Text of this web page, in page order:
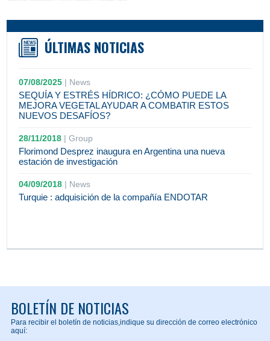
ÚLTIMAS NOTICIAS
07/08/2025 | News
SEQUÍA Y ESTRÉS HÍDRICO: ¿CÓMO PUEDE LA
MEJORA VEGETAL AYUDAR A COMBATIR ESTOS
NUEVOS DESAFÍOS?
28/11/2018 |Group
Florimond Desprez inaugura en Argentina una nueva
estación de investigación
04/09/2018 | News
Turquie : adquisición de la compañía ENDOTAR
BOLETÍN DE NOTICIAS
Para recibir el boletín de noticias,indique su dirección de correo electrónico
aquí: